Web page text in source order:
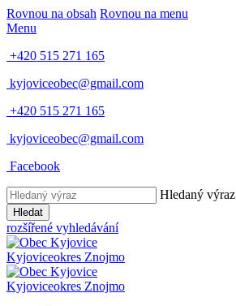
Rovnou na obsah Rovnou na menu
Menu
+420 515 271 165
kyjoviceobec@gmail.com
+420 515 271 165
kyjoviceobec@gmail.com
Facebook
Hledaný výraz
Hledat
rozšířené vyhledávání
Kyjoviceokres Znojmo
Kyjoviceokres Znojmo